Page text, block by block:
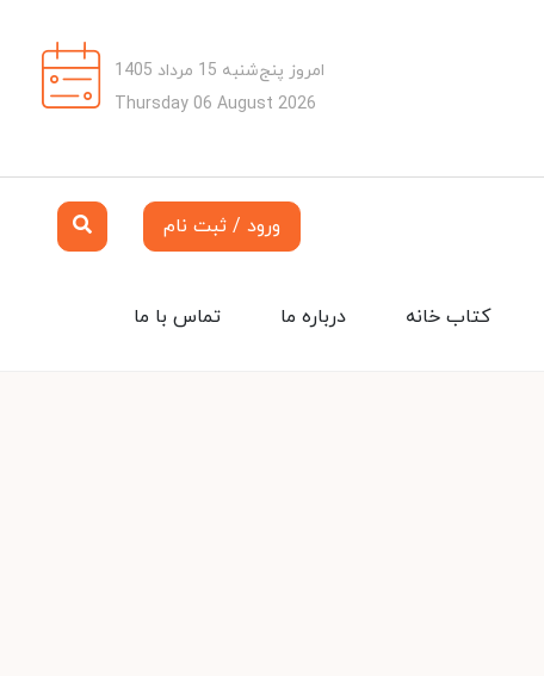
امروز پنج‌شنبه 15 مرداد 1405
Thursday 06 August 2026
ورود / ثبت نام
تماس با ما درباره ما کتاب خانه